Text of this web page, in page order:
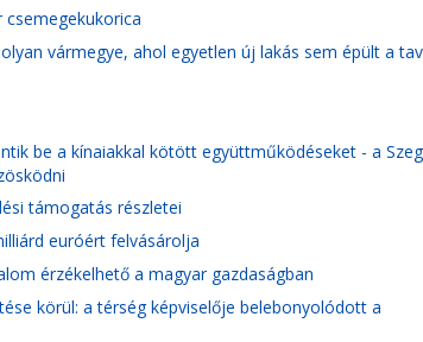
csemegekukorica
vármegye, ahol egyetlen új lakás sem épült a
be a kínaiakkal kötött együttműködéseket - a
támogatás részletei
euróért felvásárolja
érzékelhető a magyar gazdaságban
körül: a térség képviselője belebonyolódott a